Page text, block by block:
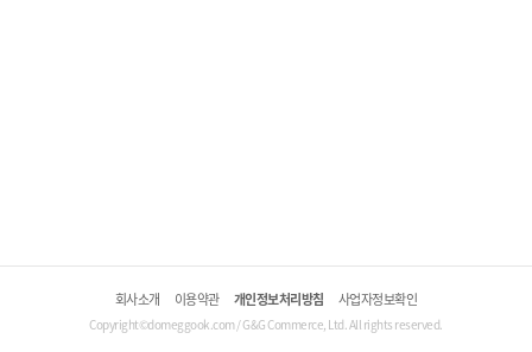
회사소개 이용약관 개인정보처리방침 사업자정보확인
Copyright©domeggook.com / G&G Commerce, Ltd. All rights reserved.